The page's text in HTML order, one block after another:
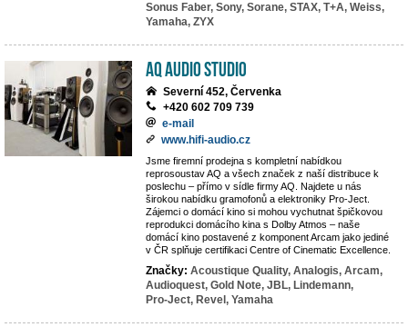
Sonus Faber, Sony, Sorane, STAX, T+A, Weiss,
Yamaha, ZYX
AQ Audio Studio
Severní 452, Červenka
+420 602 709 739
e-mail
www.hifi-audio.cz
Jsme firemní prodejna s kompletní nabídkou
reprosoustav AQ a všech značek z naší distribuce k
poslechu – přímo v sídle firmy AQ. Najdete u nás
širokou nabídku gramofonů a elektroniky Pro-Ject.
Zájemci o domácí kino si mohou vychutnat špičkovou
reprodukci domácího kina s Dolby Atmos – naše
domácí kino postavené z komponent Arcam jako jediné
v ČR splňuje certifikaci Centre of Cinematic Excellence.
Značky: Acoustique Quality, Analogis, Arcam,
Audioquest, Gold Note, JBL, Lindemann,
Pro-Ject, Revel, Yamaha